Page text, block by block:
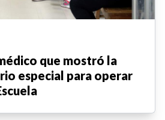
que mostró la
especial para operar